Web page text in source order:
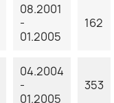
08.2001
-
01.2005
162
04.2004
-
01.2005
353